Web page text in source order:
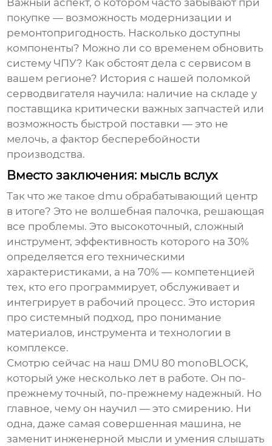
Важный аспект, о котором часто забывают при
покупке — возможность модернизации и
ремонтопригодность. Насколько доступны
компоненты? Можно ли со временем обновить
систему ЧПУ? Как обстоят дела с сервисом в
вашем регионе? История с нашей поломкой
серводвигателя научила: наличие на складе у
поставщика критически важных запчастей или
возможность быстрой поставки — это не
мелочь, а фактор бесперебойности
производства.
Вместо заключения: мысль вслух
Так что же такоеdmu обрабатывающий центр
в итоге? Это не волшебная палочка, решающая
все проблемы. Это высокоточный, сложный
инструмент, эффективность которого на 30%
определяется его техническими
характеристиками, а на 70% — компетенцией
тех, кто его программирует, обслуживает и
интегрирует в рабочий процесс. Это история
про системный подход, про понимание
материалов, инструмента и технологии в
комплексе.
Смотрю сейчас на наш DMU 80 monoBLOCK,
который уже несколько лет в работе. Он по-
прежнему точный, по-прежнему надежный. Но
главное, чему он научил — это смирению. Ни
одна, даже самая совершенная машина, не
заменит инженерной мысли и умения слышать